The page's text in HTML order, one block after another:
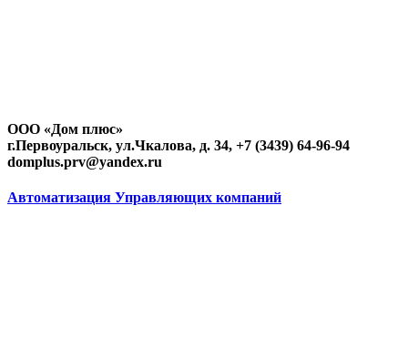
ООО «Дом плюс»
г.Первоуральск, ул.Чкалова, д. 34, +7 (3439) 64-96-94
domplus.prv@yandex.ru
Автоматизация Управляющих компаний